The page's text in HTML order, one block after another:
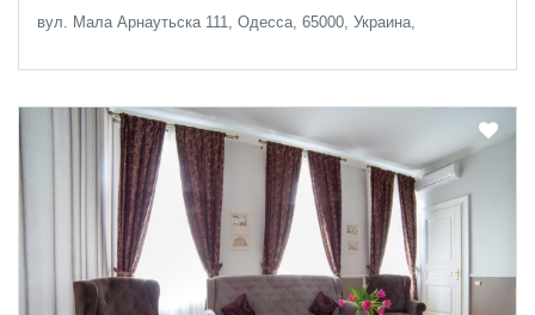
вул. Мала Арнаутьска 111, Одесса, 65000, Украина,